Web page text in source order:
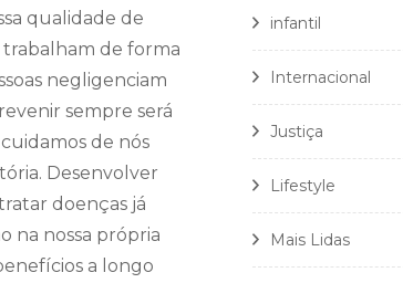
qualidade de
trabalham de forma
negligenciam
sempre será
de nós
Desenvolver
doenças já
na nossa própria
a longo
infantil
Internacional
Justiça
Lifestyle
Mais Lidas